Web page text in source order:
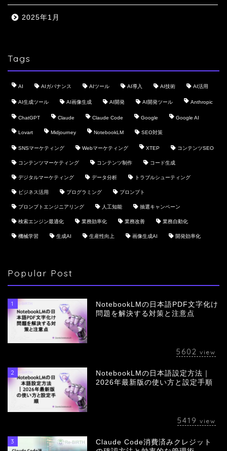
2025年1月
Tags
AI AIガバナンス AIツール AI導入 AI技術 AI活用
AI生成ツール AI画像生成 AI開発 AI開発ツール Anthropic
ChatGPT Claude Claude Code Google Google AI
Lovart Midjourney NotebookLM SEO対策
SNSマーケティング Webマーケティング XTEP コンテンツSEO
コンテンツマーケティング コンテンツ制作 コード生成
デジタルマーケティング データ分析 トラブルシューティング
ビジネス活用 プログラミング プロンプト
プロンプトエンジニアリング 人工知能 抽選キャンペーン
検索エンジン最適化 業務効率化 業務改善 業務自動化
機械学習 生成AI 生産性向上 画像生成AI 開発効率化
Popular Post
1
NotebookLMの日本語PDF文字化け
問題を解決する対策と注意点
5602 view
2
NotebookLMの日本語設定方法｜
2026年最新版の使い方と設定手順
5419 view
3
Claude Code消費済みクレジット
会社概要
採用情報